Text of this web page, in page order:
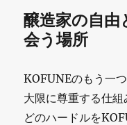
醸造家の自由
会う場所
KOFUNEのもう一
大限に尊重する仕
どのハードルを